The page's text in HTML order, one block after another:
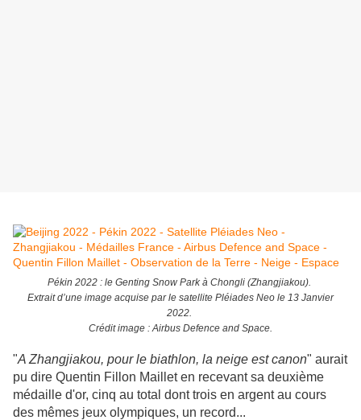
Pékin 2022 : le Genting Snow Park à Chongli (Zhangjiakou).
Extrait d’une image acquise par le satellite Pléiades Neo le 13 Janvier
2022.
Crédit image : Airbus Defence and Space.
"A Zhangjiakou, pour le biathlon, la neige est canon" aurait
pu dire Quentin Fillon Maillet en recevant sa deuxième
médaille d'or, cinq au total dont trois en argent au cours
des mêmes jeux olympiques, un record...